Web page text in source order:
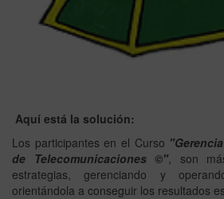
Aquí está la solución:
Los participantes en el Curso
de Telecomunicaciones ©", son
estrategias, gerenciando y
orientándola a conseguir los resultados